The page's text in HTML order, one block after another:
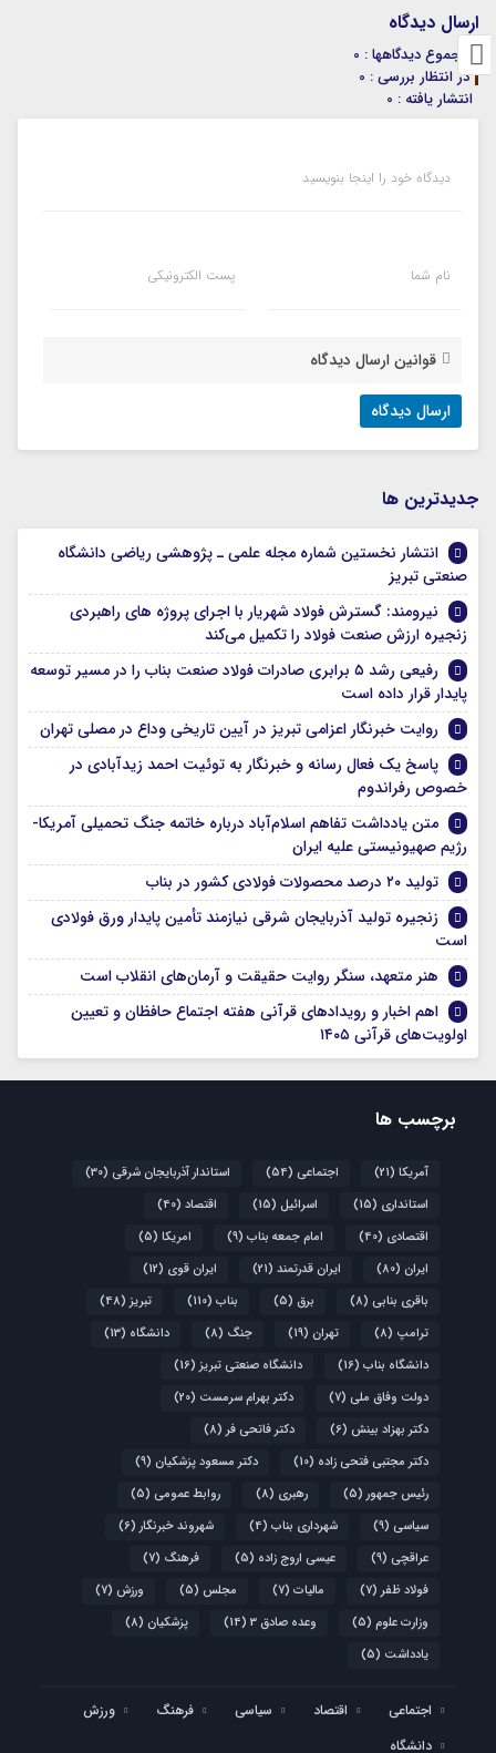
ارسال دیدگاه
مجموع دیدگاهها : 0
در انتظار بررسی : 0
انتشار یافته : 0
دیدگاه خود را اینجا بنویسید
نام شما پست الکترونیکی
قوانین ارسال دیدگاه
جديدترين ها
انتشار نخستین شماره مجله علمی ـ پژوهشی ریاضی دانشگاه
صنعتی تبریز
نیرومند: گسترش فولاد شهریار با اجرای پروژه های راهبردی
زنجیره ارزش صنعت فولاد را تکمیل می‌کند
رفیعی رشد ۵ برابری صادرات فولاد صنعت بناب را در مسیر توسعه
پایدار قرار داده است
روایت خبرنگار اعزامی تبریز در آیین تاریخی وداع در مصلی تهران
پاسخ یک فعال رسانه و خبرنگار به توئیت احمد زیدآبادی در
خصوص رفراندوم
متن یادداشت تفاهم اسلام‌آباد درباره خاتمه جنگ تحمیلی آمریکا-
رژیم صهیونیستی علیه ایران
تولید ۲۰ درصد محصولات فولادی کشور در بناب
زنجیره تولید آذربایجان شرقی نیازمند تأمین پایدار ورق فولادی
است
هنر متعهد، سنگر روایت حقیقت و آرمان‌های انقلاب است
اهم اخبار و رویدادهای قرآنی هفته اجتماع حافظان و تعیین
اولویت‌های قرآنی ۱۴۰۵
برچسب ها
آمریکا (21) اجتماعی (54) استاندار آذربایجان شرقی (30)
استانداری (15) اسرائیل (15) اقتصاد (40)
اقتصادی (40) امام جمعه بناب (9) امریکا (5)
ایران (80) ایران قدرتمند (21) ایران قوی (12)
باقری بنابی (8) برق (5) بناب (110) تبریز(48)
ترامپ (8) تهران (19) جنگ (8) دانشگاه (13)
دانشگاه بناب (16) دانشگاه صنعتی تبریز(16)
دولت وفاق ملی (7) دکتر بهرام سرمست (20)
دکتر بهزاد بینش (6) دکتر فاتحی فر(8)
دکتر مجتبی فتحی زاده (10) دکتر مسعود پزشکیان (9)
رئیس جمهور(5) رهبری (8) روابط عمومی (5)
سیاسی (9) شهرداری بناب (4) شهروند خبرنگار(6)
عراقچی (9) عیسی اروج زاده (5) فرهنگ (7)
فولاد ظفر(7) مالیات (7) مجلس (5) ورزش (7)
وزارت علوم (5) وعده صادق 3 (14) پزشکیان (8)
یادداشت (5)
اجتماعی اقتصاد سیاسی فرهنگ
ورزش
دانشگاه